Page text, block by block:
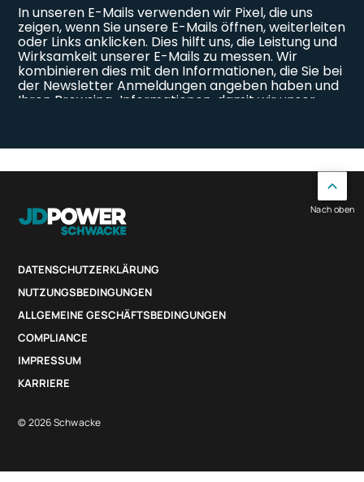
DATENSCHUTZERKLÄRUNG
NUTZUNGSBEDINGUNGEN
ALLGEMEINE GESCHÄFTSBEDINGUNGEN
COMPLIANCE
IMPRESSUM
KARRIERE
© 2026 Schwacke
Nach oben